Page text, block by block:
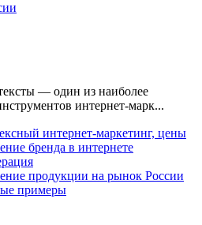
— один из наиболее
интернет-марк...
интернет-маркетинг, цены
бренда в интернете
продукции на рынок России
примеры